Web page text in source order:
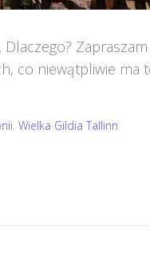
co niewątpliwie ma
, Wielka Gildia Tallinn